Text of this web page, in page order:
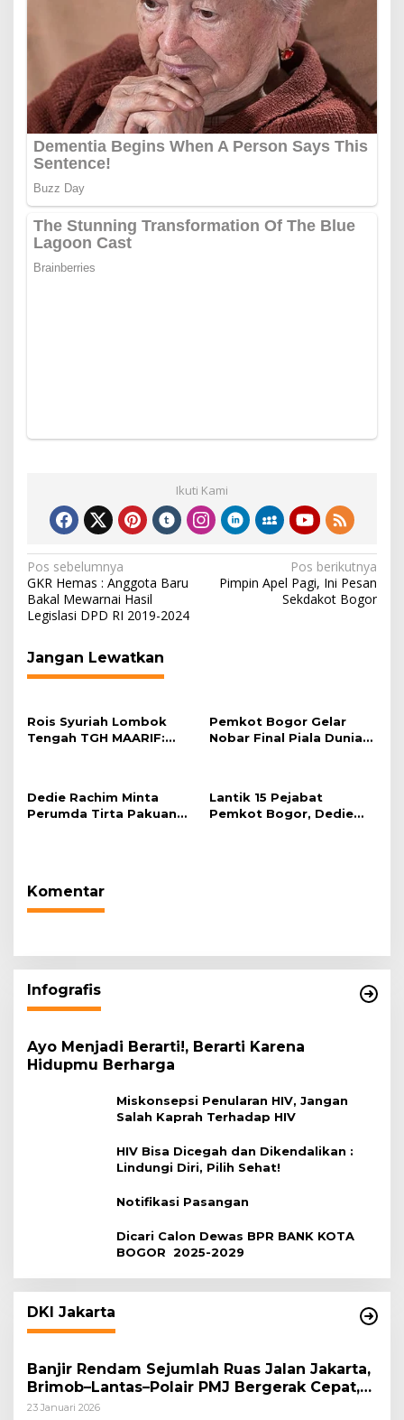
Ikuti Kami
Navigasi
pos
Pos sebelumnya
GKR Hemas : Anggota Baru
Bakal Mewarnai Hasil
Legislasi DPD RI 2019-2024
Pos berikutnya
Pimpin Apel Pagi, Ini Pesan
Sekdakot Bogor
Jangan Lewatkan
Rois Syuriah Lombok
Tengah TGH MAARIF:
Pemkot Bogor Gelar
Nobar Final Piala Dunia
Dedie Rachim Minta
Perumda Tirta Pakuan
Lantik 15 Pejabat
Pemkot Bogor, Dedie
Komentar
Infografis
Ayo Menjadi Berarti!, Berarti Karena
Hidupmu Berharga
Miskonsepsi Penularan HIV, Jangan
Salah Kaprah Terhadap HIV
HIV Bisa Dicegah dan Dikendalikan :
Lindungi Diri, Pilih Sehat!
Notifikasi Pasangan
Dicari Calon Dewas BPR BANK KOTA
BOGOR 2025-2029
DKI Jakarta
Banjir Rendam Sejumlah Ruas Jalan Jakarta,
Brimob–Lantas–Polair PMJ Bergerak Cepat,
Polri Siagakan 128.247 Personel Secara
23 Januari 2026